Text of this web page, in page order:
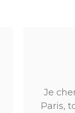
très